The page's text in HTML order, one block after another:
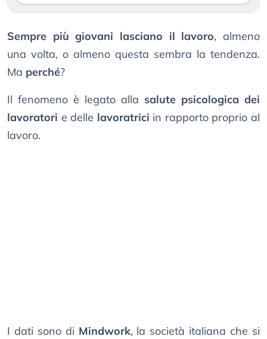
Sempre più giovani lasciano il lavoro, almeno
una volta, o almeno questa sembra la tendenza.
Ma perché?
Il fenomeno è legato alla salute psicologica dei
lavoratori e delle lavoratrici in rapporto proprio al
lavoro.
I dati sono di Mindwork, la società italiana che si